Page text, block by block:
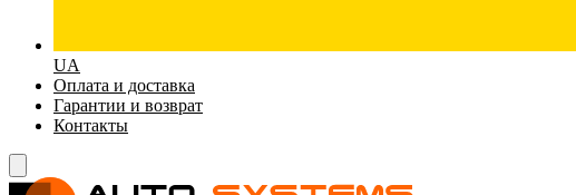
UA
Оплата и доставка
Гарантии и возврат
Контакты